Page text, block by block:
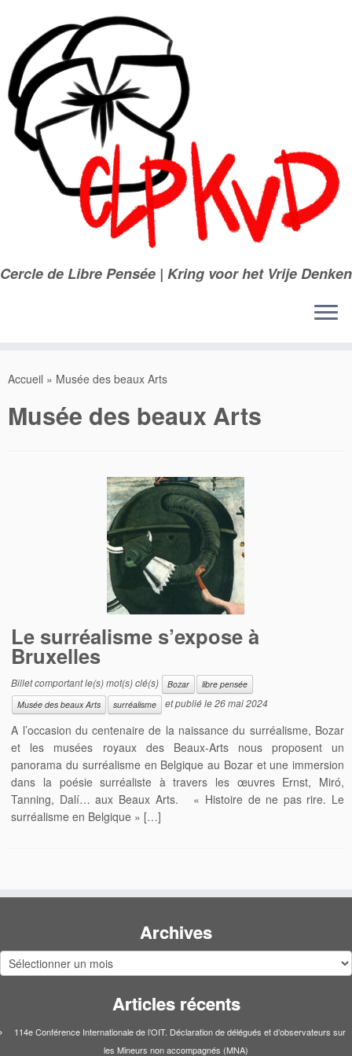
contenu
Cercle de Libre Pensée | Kring voor het Vrije Denken
Accueil » Musée des beaux Arts
Musée des beaux Arts
Le surréalisme s’expose à
Bruxelles
Billet comportant le(s) mot(s) clé(s) Bozar
libre pensée
Musée des beaux Arts
surréalisme et publié le26 mai 2024
A l’occasion du centenaire de la naissance du surréalisme, Bozar
et les musées royaux des Beaux-Arts nous proposent un
panorama du surréalisme en Belgique au Bozar et une immersion
dans la poésie surréaliste à travers les œuvres Ernst, Miró,
Tanning, Dalí… aux Beaux Arts. « Histoire de ne pas rire. Le
surréalisme en Belgique » […]
Archives
Archives
Articles récents
114e Conférence Internationale de l’OIT. Déclaration de délégués et d’observateurs sur
les Mineurs non accompagnés (MNA)